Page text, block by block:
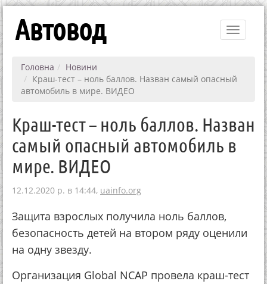
Toggle
Автовод
Головна
Новини
Краш-тест – ноль баллов. Назван самый опасный
автомобиль в мире. ВИДЕО
Краш-тест – ноль баллов. Назван
самый опасный автомобиль в
мире. ВИДЕО
12.12.2020 р. в 14:44, uainfo.org
Защита взрослых получила ноль баллов,
безопасность детей на втором ряду оценили
на одну звезду.
Организация Global NCAP провела краш-тест